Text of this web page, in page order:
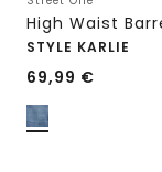
STYLE KARLIE
69,99 €